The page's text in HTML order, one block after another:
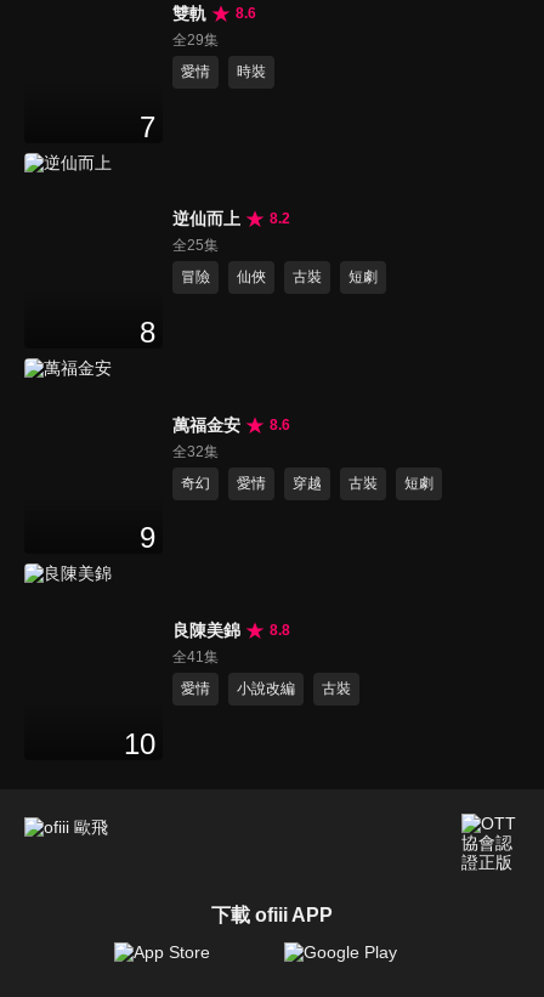
7
雙軌
8.6
全29集
愛情
時裝
8
逆仙而上
8.2
全25集
冒險
仙俠 古裝 短劇
9
萬福金安
8.6
全32集
奇幻
愛情 穿越 古裝 短劇
10
良陳美錦
8.8
全41集
愛情
小說改編 古裝
下載 ofiii APP